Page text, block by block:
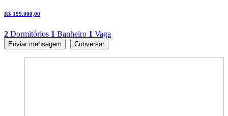
R$ 199.000,00
2 Dormitórios 1 Banheiro 1 Vaga
Enviar mensagem Conversar